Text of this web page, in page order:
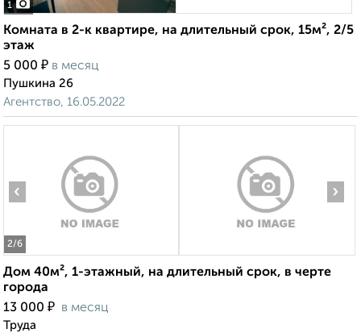
1
Комната в 2-к квартире, на длительный срок, 15м², 2/5
этаж
5 000 ₽ в месяц
Пушкина 26
Агентство, 16.05.2022
2/6
‹ ›
Дом 40м², 1-этажный, на длительный срок, в черте
города
13 000 ₽ в месяц
Труда